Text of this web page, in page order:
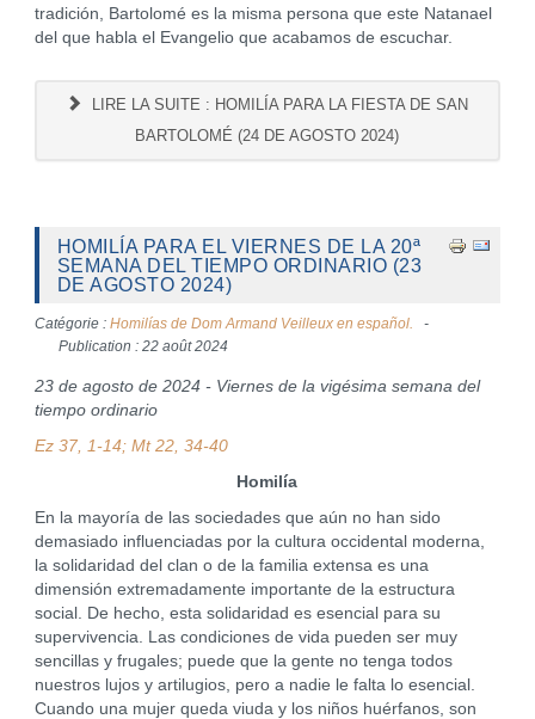
tradición, Bartolomé es la misma persona que este Natanael
del que habla el Evangelio que acabamos de escuchar.
LIRE LA SUITE : HOMILÍA PARA LA FIESTA DE SAN
BARTOLOMÉ (24 DE AGOSTO 2024)
HOMILÍA PARA EL VIERNES DE LA 20ª
SEMANA DEL TIEMPO ORDINARIO (23
DE AGOSTO 2024)
Catégorie : Homilías de Dom Armand Veilleux en español.
Publication : 22 août 2024
23 de agosto de 2024 - Viernes de la vigésima semana del
tiempo ordinario
Ez 37, 1-14; Mt 22, 34-40
Homilía
En la mayoría de las sociedades que aún no han sido
demasiado influenciadas por la cultura occidental moderna,
la solidaridad del clan o de la familia extensa es una
dimensión extremadamente importante de la estructura
social. De hecho, esta solidaridad es esencial para su
supervivencia. Las condiciones de vida pueden ser muy
sencillas y frugales; puede que la gente no tenga todos
nuestros lujos y artilugios, pero a nadie le falta lo esencial.
Cuando una mujer queda viuda y los niños huérfanos, son